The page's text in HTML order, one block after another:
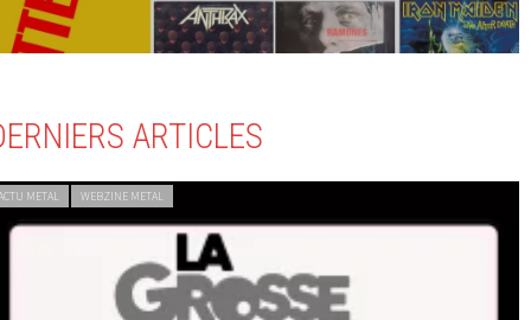
ARTICLES
METAL WEBZINE METAL